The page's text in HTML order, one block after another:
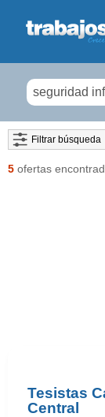
Filtrar búsqueda
5 ofertas
Tesistas
Central